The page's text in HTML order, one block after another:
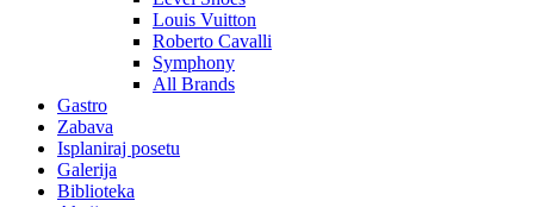
Louis Vuitton
Roberto Cavalli
Symphony
All Brands
Gastro
Zabava
Isplaniraj posetu
Galerija
Biblioteka